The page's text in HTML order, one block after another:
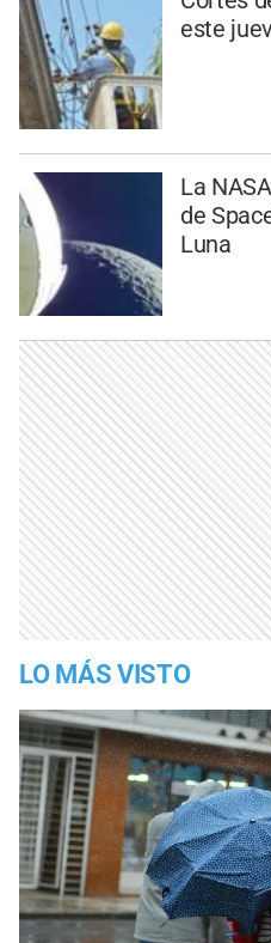
este
La
de
Luna
LO MÁS VISTO